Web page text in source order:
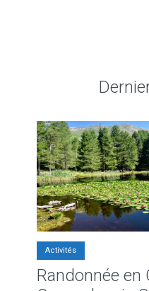
Activités
Randonnée en